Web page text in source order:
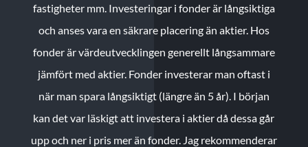
fastigheter mm. Investeringar i fonder är långsiktiga
och anses vara en säkrare placering än aktier. Hos
fonder är värdeutvecklingen generellt långsammare
jämfört med aktier. Fonder investerar man oftast i
när man spara långsiktigt (längre än 5 år). I början
kan det var läskigt att investera i aktier då dessa går
upp och ner i pris mer än fonder. Jag rekommenderar